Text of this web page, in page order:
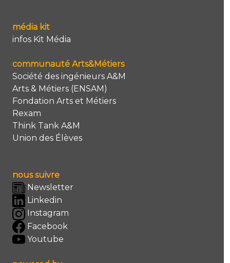
média kit
infos Kit Média
communauté Arts&Métiers
Société des ingénieurs A&M
Arts & Métiers (ENSAM)
Fondation Arts et Métiers
Rexam
Think Tank A&M
Union des Élèves
nous suivre
Newsletter
Linkedin
Instagram
Facebook
Youtube